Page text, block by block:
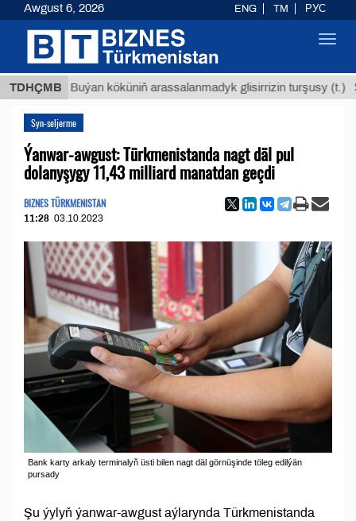
TDHÇMBBuýan köküniň arassalanmadyk glisirrizin turşusy (t.)
Syn-seljerme
Ýanwar-awgust: Türkmenistanda nagt däl pul
dolanyşygy 11,43 milliard manatdan geçdi
BIZNES TÜRKMENISTAN
11:28 03.10.2023
Bank karty arkaly terminalyň üsti bilen nagt däl görnüşinde töleg edilýän
pursady
Şu ýylyň ýanwar-awgust aýlarynda Türkmenistanda
Awgust 6, 2026 ENG TM РУС